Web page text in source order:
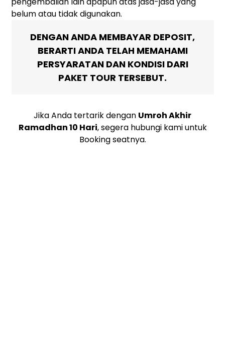
belum atau tidak digunakan.
DENGAN ANDA MEMBAYAR DEPOSIT,
BERARTI ANDA TELAH MEMAHAMI
PERSYARATAN DAN KONDISI DARI
PAKET TOUR TERSEBUT.
Jika Anda tertarik dengan Umroh Akhir
Ramadhan 10 Hari, segera hubungi kami untuk
Booking seatnya.